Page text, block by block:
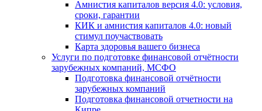
Амнистия капиталов версия 4.0: условия,
сроки, гарантии
КИК и амнистия капиталов 4.0: новый
стимул поучаствовать
Карта здоровья вашего бизнеса
Услуги по подготовке финансовой отчётности
зарубежных компаний, МСФО
Подготовка финансовой отчётности
зарубежных компаний
Подготовка финансовой отчетности на